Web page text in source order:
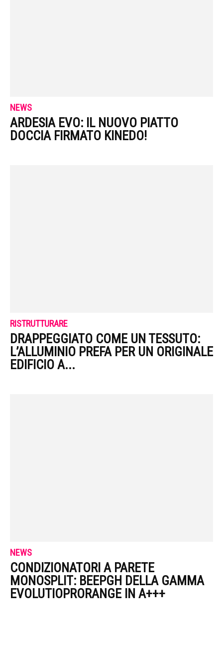
NEWS
ARDESIA EVO: IL NUOVO PIATTO
DOCCIA FIRMATO KINEDO!
RISTRUTTURARE
DRAPPEGGIATO COME UN TESSUTO:
L’ALLUMINIO PREFA PER UN ORIGINALE
EDIFICIO A...
NEWS
CONDIZIONATORI A PARETE
MONOSPLIT: BEEPGH DELLA GAMMA
EVOLUTIOPRORANGE IN A+++